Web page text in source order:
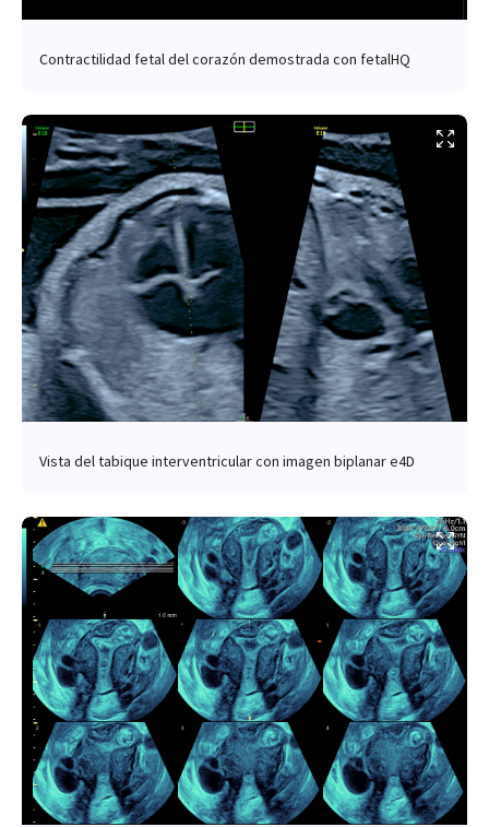
Contractilidad fetal del corazón demostrada con fetalHQ
Vista del tabique interventricular con imagen biplanar e4D